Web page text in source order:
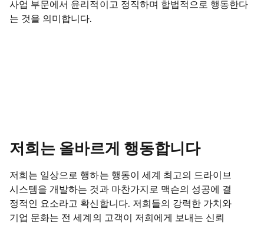
사업 부문에서 윤리적이고 정직하며 합법적으로 행동한다
는 것을 의미합니다.
저희는 올바르게 행동합니다
저희는 일상으로 행하는 행동이 세계 최고의 드라이브
시스템을 개발하는 것과 마찬가지로 맥슨의 성공에 결
정적인 요소라고 확신합니다. 저희들의 강력한 가치와
기업 문화는 전 세계의 고객이 저희에게 보내는 신뢰